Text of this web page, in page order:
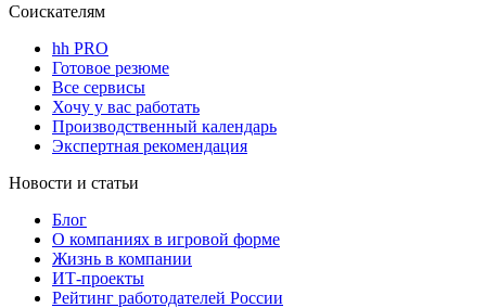
Соискателям
hh PRO
Готовое резюме
Все сервисы
Хочу у вас работать
Производственный календарь
Экспертная рекомендация
Новости и статьи
Блог
О компаниях в игровой форме
Жизнь в компании
ИТ-проекты
Рейтинг работодателей России